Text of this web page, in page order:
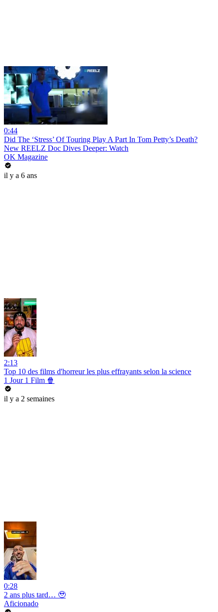
0:44
Did The ‘Stress’ Of Touring Play A Part In Tom Petty’s Death?
New REELZ Doc Dives Deeper: Watch
OK Magazine
il y a 6 ans
2:13
Top 10 des films d'horreur les plus effrayants selon la science
1 Jour 1 Film 🍿
il y a 2 semaines
0:28
2 ans plus tard… 🥹
Aficionado